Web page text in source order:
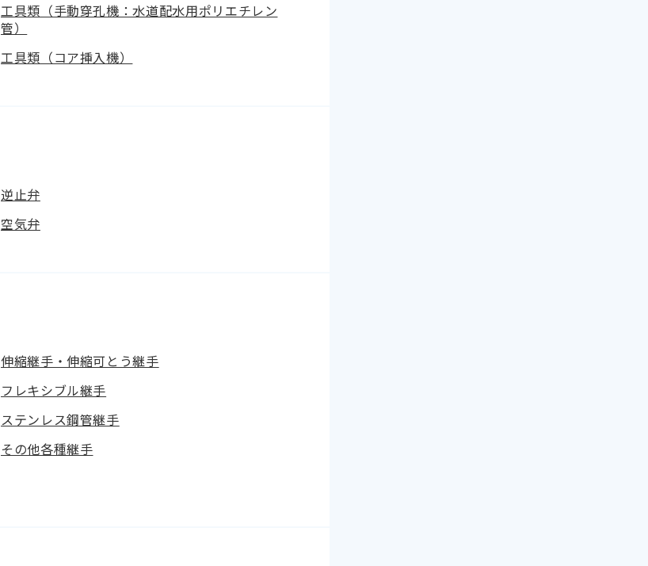
工具類（手動穿孔機：水道配水用ポリエチレン
管）
工具類（コア挿入機）
逆止弁
空気弁
伸縮継手・伸縮可とう継手
フレキシブル継手
ステンレス鋼管継手
その他各種継手